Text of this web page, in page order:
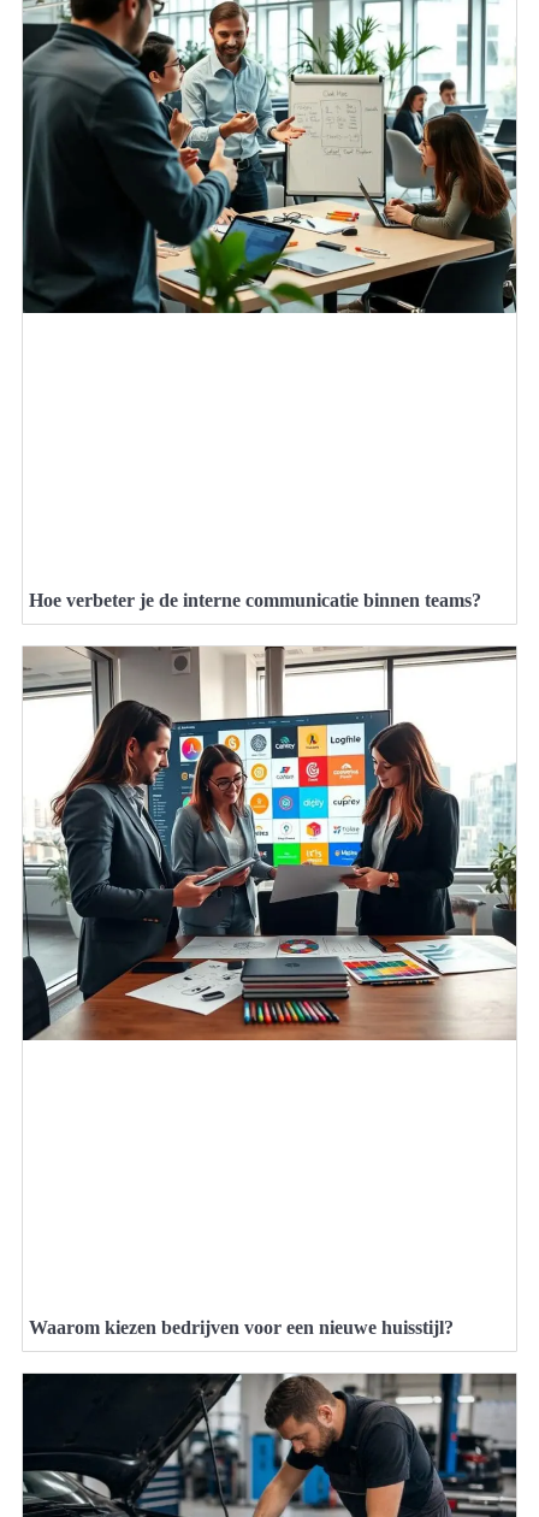
Hoe verbeter je de interne communicatie binnen teams?
Waarom kiezen bedrijven voor een nieuwe huisstijl?